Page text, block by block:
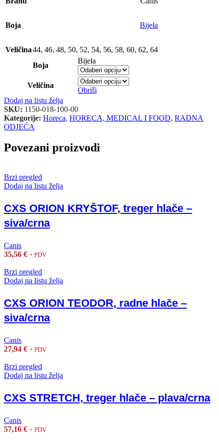
Boja Bijela
Veličina44, 46, 48, 50, 52, 54, 56, 58, 60, 62, 64
Boja
Bijela
Veličina
Obriši
Dodaj na listu želja
SKU: 1150-018-100-00
Kategorije: Horeca, HORECA, MEDICAL I FOOD, RADNA
ODJEĆA
Povezani proizvodi
Brzi pregled
Dodaj na listu želja
CXS ORION KRYŠTOF, treger hlače –
siva/crna
Canis
35,56 € + PDV
Brzi pregled
Dodaj na listu želja
CXS ORION TEODOR, radne hlače –
siva/crna
Canis
27,94 € + PDV
Brzi pregled
Dodaj na listu želja
CXS STRETCH, treger hlače – plava/crna
Canis
57,16 € + PDV